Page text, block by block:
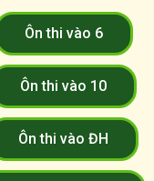
Ôn thi vào 6
Ôn thi vào 10
Ôn thi vào ĐH